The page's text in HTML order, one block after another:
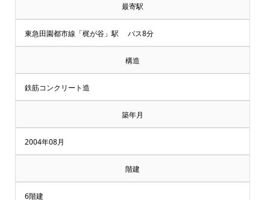
最寄駅
東急田園都市線「梶が谷」駅 バス8分
構造
鉄筋コンクリート造
築年月
2004年08月
階建
6階建